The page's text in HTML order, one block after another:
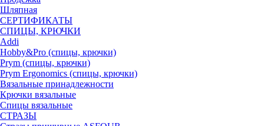
Шляпная
СЕРТИФИКАТЫ
СПИЦЫ, КРЮЧКИ
Addi
Hobby&Pro (спицы, крючки)
Prym (спицы, крючки)
Prym Ergonomics (спицы, крючки)
Вязальные принадлежности
Крючки вязальные
Спицы вязальные
СТРАЗЫ